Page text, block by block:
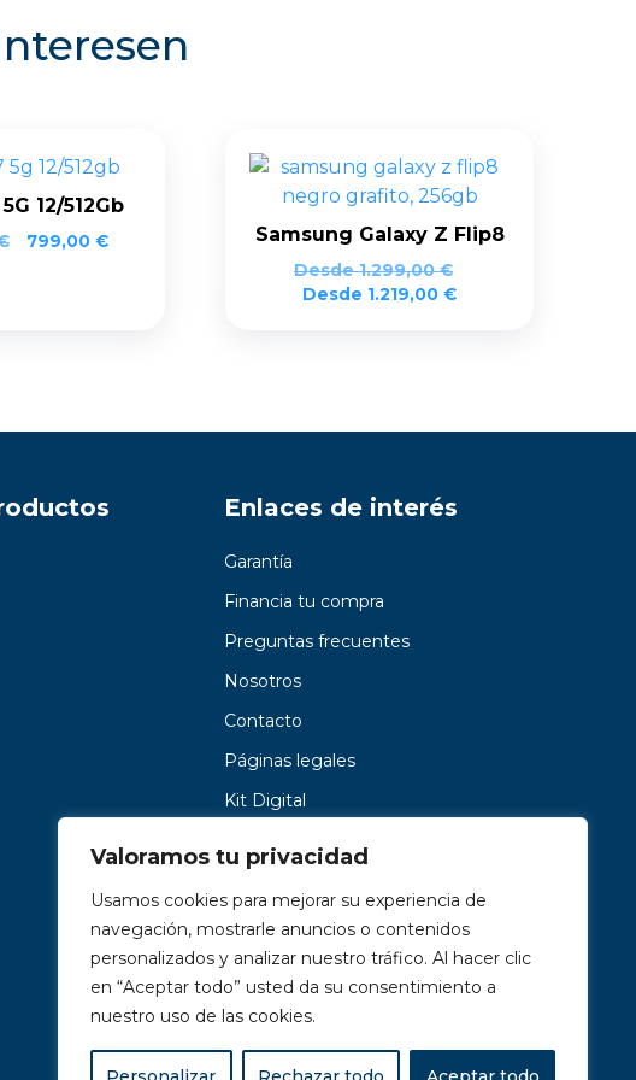
Valoramos tu privacidad
Usamos cookies para mejorar su experiencia de
navegación, mostrarle anuncios o contenidos
personalizados y analizar nuestro tráfico. Al hacer clic
en “Aceptar todo” usted da su consentimiento a
nuestro uso de las cookies.
12/512Gb
799,00 € Samsung Galaxy Z Flip8
Desde1.299,00€
Desde 1.219,00 €
Enlaces de interés
Garantía
Financia tu compra
Preguntas frecuentes
Nosotros
Contacto
Páginas legales
Kit Digital